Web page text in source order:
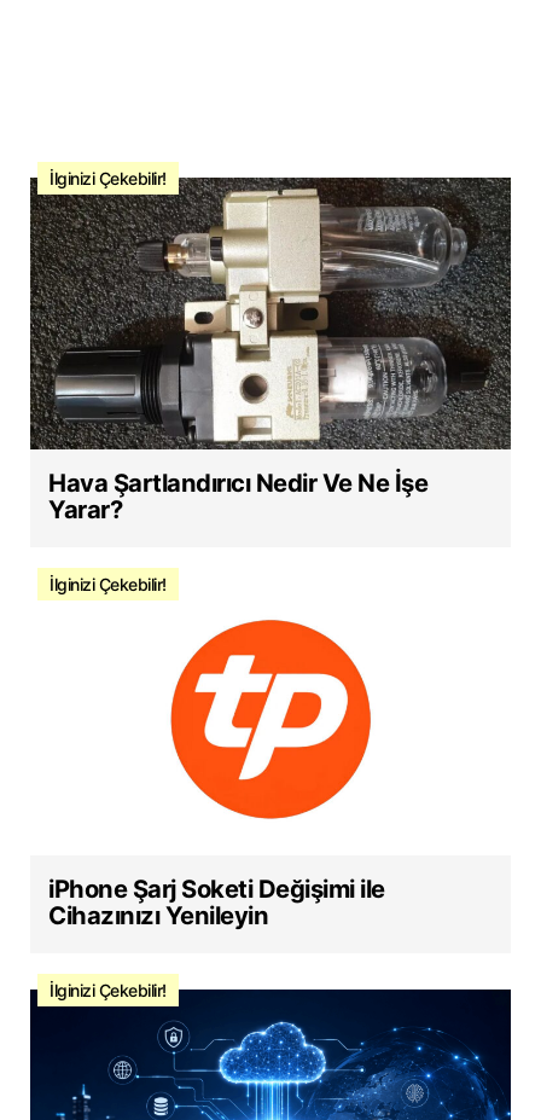
İlginizi Çekebilir!
Hava Şartlandırıcı Nedir Ve Ne İşe
Yarar?
İlginizi Çekebilir!
iPhone Şarj Soketi Değişimi ile
Cihazınızı Yenileyin
İlginizi Çekebilir!